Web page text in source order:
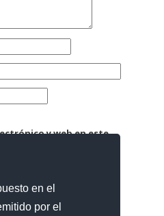
en el
por el
y web en este